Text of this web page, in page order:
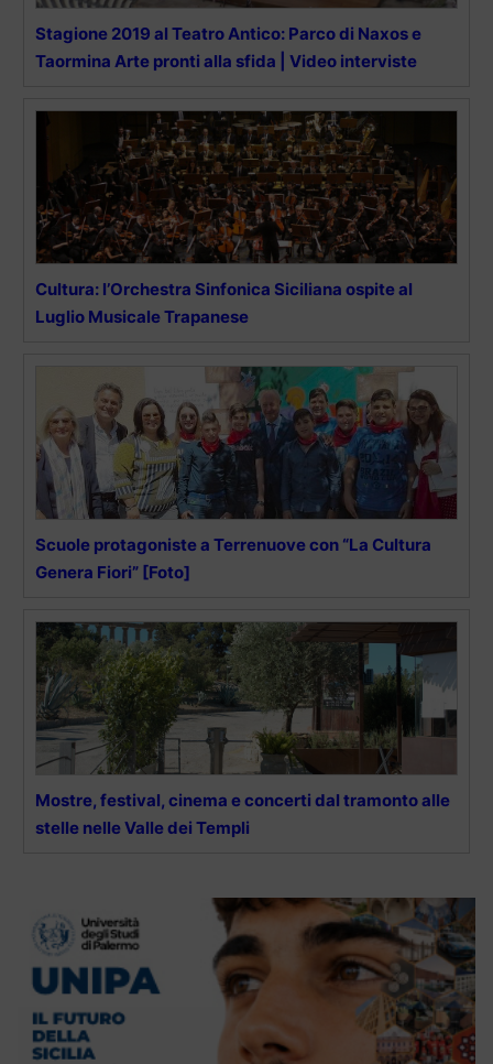
Stagione 2019 al Teatro Antico: Parco di Naxos e
Taormina Arte pronti alla sfida | Video interviste
Cultura: l’Orchestra Sinfonica Siciliana ospite al
Luglio Musicale Trapanese
Scuole protagoniste a Terrenuove con “La Cultura
Genera Fiori” [Foto]
Mostre, festival, cinema e concerti dal tramonto alle
stelle nelle Valle dei Templi